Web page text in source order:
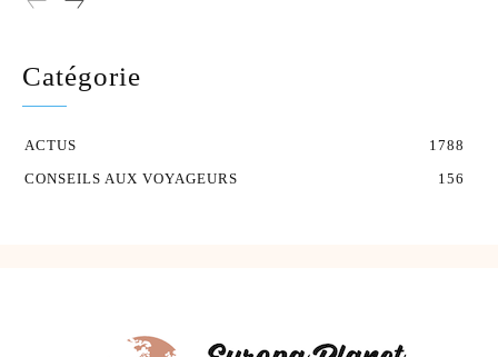
Catégorie
ACTUS
1788
CONSEILS AUX VOYAGEURS
156